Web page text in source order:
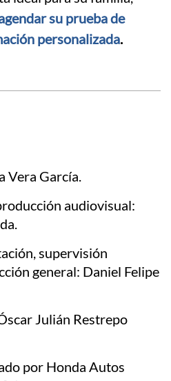
su prueba de
personalizada.
Vera García.
audiovisual:
supervisión
general: Daniel Felipe
Julián Restrepo
por Honda Autos